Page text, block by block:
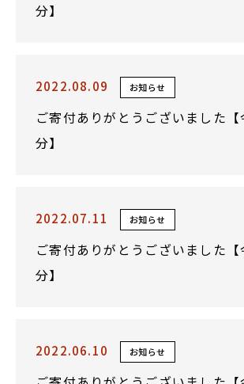
分】
2022.08.09 お知らせ
ご寄付ありがとうございました
分】
2022.07.11 お知らせ
ご寄付ありがとうございました
分】
2022.06.10 お知らせ